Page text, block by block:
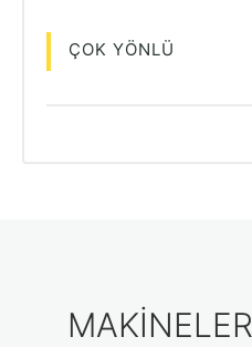
ÇOK YÖNLÜ
MAKINELER